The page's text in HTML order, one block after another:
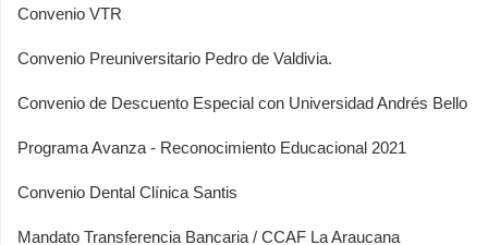
Convenio VTR
Convenio Preuniversitario Pedro de Valdivia.
Convenio de Descuento Especial con Universidad Andrés Bello
Programa Avanza - Reconocimiento Educacional 2021
Convenio Dental Clínica Santis
Mandato Transferencia Bancaria / CCAF La Araucana